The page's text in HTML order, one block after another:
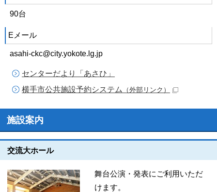
90台
Eメール
asahi-ckc@city.yokote.lg.jp
センターだより「あさひ」
横手市公共施設予約システム
（外部リンク）
施設案内
交流大ホール
舞台公演・発表にご利用いただ
けます。